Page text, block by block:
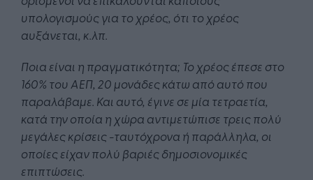
υπολογισμούς για το χρέος, ότι το χρέος
αυξάνεται, κ.λπ.
Ποια είναι η πραγματικότητα; Το χρέος έπεσε στο
160% του ΑΕΠ, 20 μονάδες κάτω από αυτό που
παραλάβαμε. Και αυτό, έγινε σε μία τετραετία,
κατά την οποία η χώρα αντιμετώπισε τρεις πολύ
μεγάλες κρίσεις -ταυτόχρονα ή παράλληλα, οι
οποίες είχαν πολύ βαριές δημοσιονομικές
επιπτώσεις.